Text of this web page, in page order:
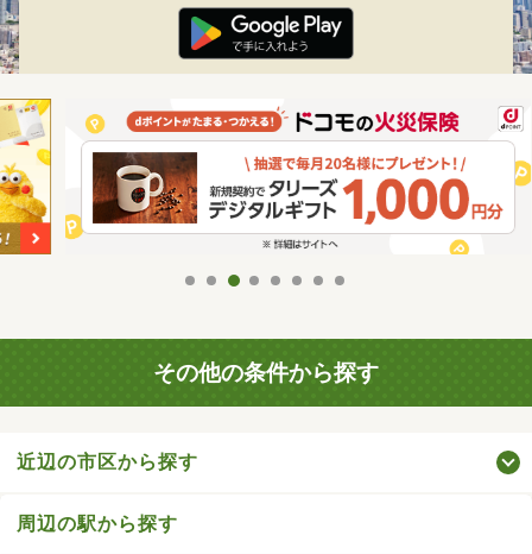
その他の条件から探す
近辺の市区から探す
周辺の駅から探す